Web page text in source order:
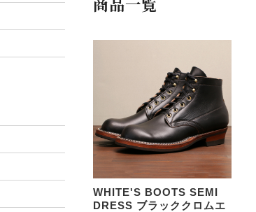
WHITE'S BOOTS SEMI
DRESS ブラッククロムエ